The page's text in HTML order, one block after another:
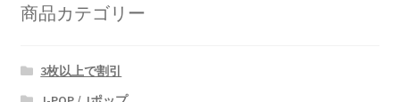
商品カテゴリー
3枚以上で割引